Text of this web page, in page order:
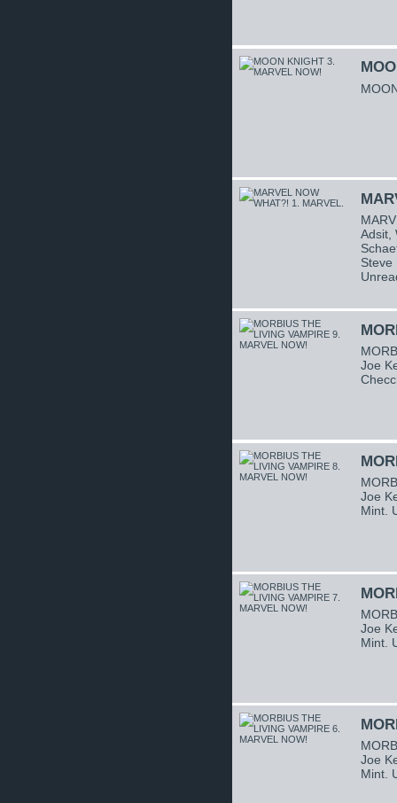
Adsit,
Steve
Joe
Joe
Mint.
Joe
Mint.
Joe
Mint.